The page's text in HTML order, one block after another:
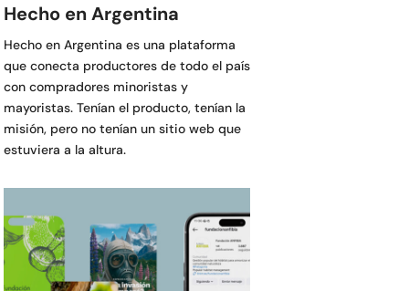
Hecho en Argentina
Hecho en Argentina es una plataforma
que conecta productores de todo el país
con compradores minoristas y
mayoristas. Tenían el producto, tenían la
misión, pero no tenían un sitio web que
estuviera a la altura.